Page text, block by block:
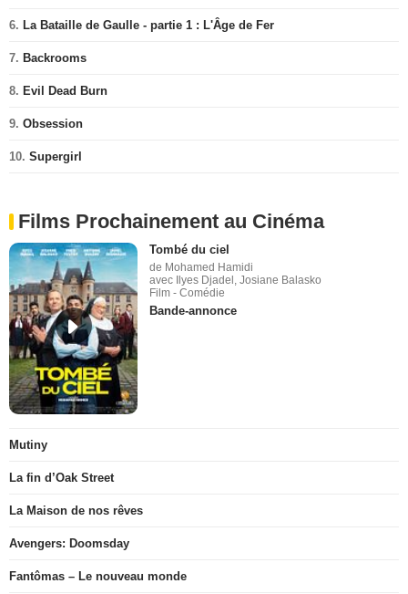
6. La Bataille de Gaulle - partie 1 : L'Âge de Fer
7. Backrooms
8. Evil Dead Burn
9. Obsession
10. Supergirl
Films Prochainement au Cinéma
Tombé du ciel
de Mohamed Hamidi
avec Ilyes Djadel, Josiane Balasko
Film - Comédie
Bande-annonce
Mutiny
La fin d’Oak Street
La Maison de nos rêves
Avengers: Doomsday
Fantômas – Le nouveau monde